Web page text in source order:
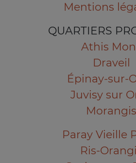
Mentions
QUARTIERS
Athis
Draveil
Épinay-sur-
Juvisy sur
Morangis
Paray Vieille
Ris-